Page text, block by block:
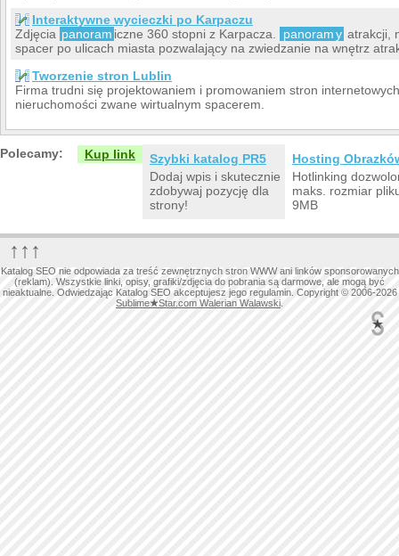
Interaktywne wycieczki po Karpaczu
Zdjęcia panoram iczne 360 stopni z Karpacza. panoramy atrakcji,
spacer po ulicach miasta pozwalający na zwiedzanie na wnętrz
Tworzenie stron Lublin
Firma trudni się projektowaniem i promowaniem stron
nieruchomości zwane wirtualnym spacerem.
Polecamy: Kup link
Szybki katalog PR5
Dodaj wpis i skutecznie
zdobywaj pozycję dla
strony!
Hosting
Hotlinking
maks. rozmiar
9MB
↑↑↑
Katalog SEO nie odpowiada za treść zewnętrznych stron WWW ani linków sponsorowanych
(reklam). Wszystkie linki, opisy, grafiki/zdjęcia do pobrania są darmowe, ale mogą być
nieaktualne. Odwiedzając Katalog SEO akceptujesz jego regulamin. Copyright © 2006-2026
Sublime★Star.com Walerian Walawski